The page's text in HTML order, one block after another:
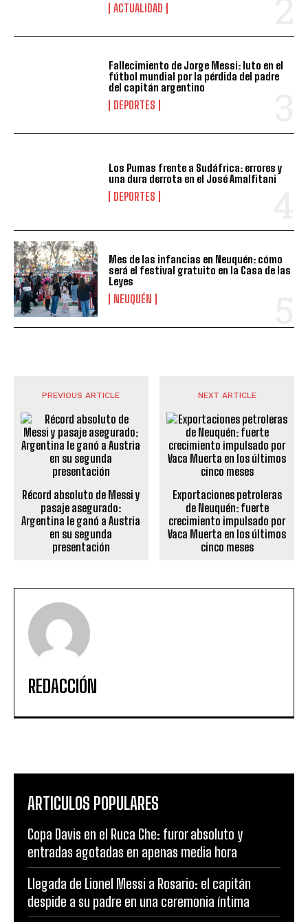
ACTUALIDAD
Fallecimiento de Jorge Messi: luto en el
fútbol mundial por la pérdida del padre
del capitán argentino
DEPORTES
Los Pumas frente a Sudáfrica: errores y
una dura derrota en el José Amalfitani
DEPORTES
Mes de las infancias en Neuquén: cómo
será el festival gratuito en la Casa de las
Leyes
NEUQUÉN
PREVIOUS ARTICLE
Récord absoluto de Messi y
pasaje asegurado:
Argentina le ganó a Austria
en su segunda
presentación
NEXT ARTICLE
Exportaciones petroleras
de Neuquén: fuerte
crecimiento impulsado por
Vaca Muerta en los últimos
cinco meses
REDACCIÓN
ARTICULOS POPULARES
Copa Davis en el Ruca Che: furor absoluto y
entradas agotadas en apenas media hora
Llegada de Lionel Messi a Rosario: el capitán
despide a su padre en una ceremonia íntima